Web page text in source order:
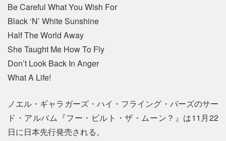
Be Careful What You Wish For
Black ‘N’ White Sunshine
Half The World Away
She Taught Me How To Fly
Don’t Look Back In Anger
What A Life!
ノエル・ギャラガーズ・ハイ・フライング・バーズのサー
ド・アルバム『フー・ビルト・ザ・ムーン？』は11月22
日に日本先行発売される。